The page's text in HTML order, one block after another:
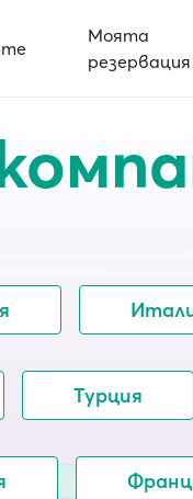
Моята
резервация
Турция